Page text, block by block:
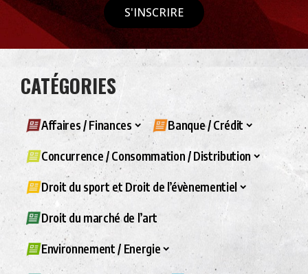
S'INSCRIRE
CATÉGORIES
Affaires / Finances Banque / Crédit
Concurrence / Consommation / Distribution
Droit du sport et Droit de l’évènementiel
Droit du marché de l’art
Environnement / Energie